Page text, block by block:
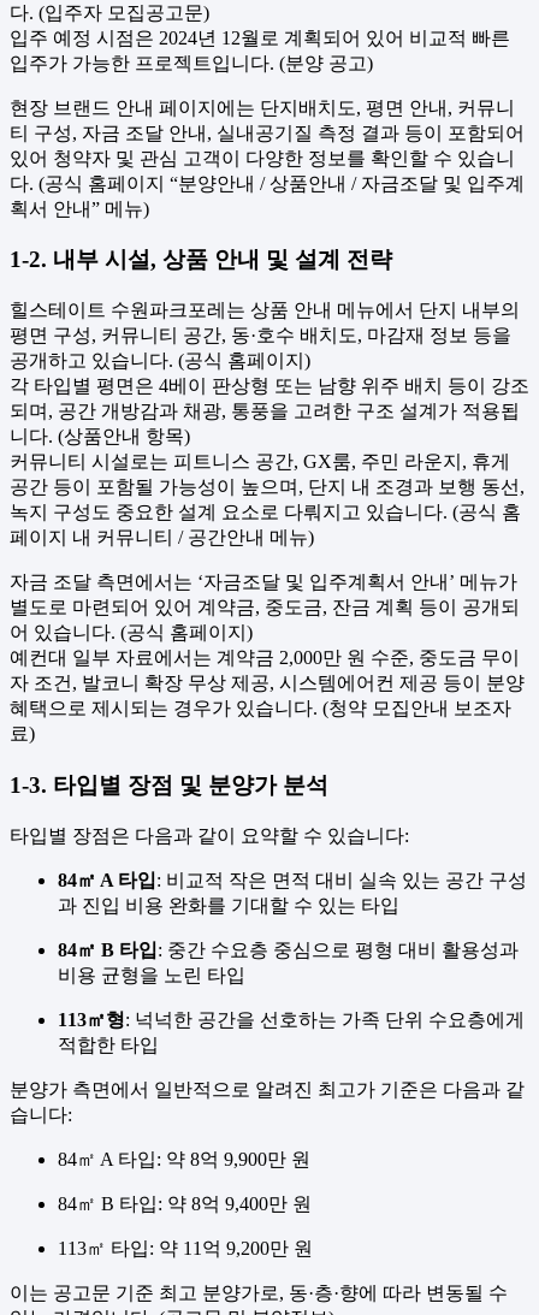
다. (입주자 모집공고문)
입주 예정 시점은 2024년 12월로 계획되어 있어 비교적 빠른
입주가 가능한 프로젝트입니다. (분양 공고)
현장 브랜드 안내 페이지에는 단지배치도, 평면 안내, 커뮤니
티 구성, 자금 조달 안내, 실내공기질 측정 결과 등이 포함되어
있어 청약자 및 관심 고객이 다양한 정보를 확인할 수 있습니
다. (공식 홈페이지 “분양안내 / 상품안내 / 자금조달 및 입주계
획서 안내” 메뉴)
1-2. 내부 시설, 상품 안내 및 설계 전략
힐스테이트 수원파크포레는 상품 안내 메뉴에서 단지 내부의
평면 구성, 커뮤니티 공간, 동·호수 배치도, 마감재 정보 등을
공개하고 있습니다. (공식 홈페이지)
각 타입별 평면은 4베이 판상형 또는 남향 위주 배치 등이 강조
되며, 공간 개방감과 채광, 통풍을 고려한 구조 설계가 적용됩
니다. (상품안내 항목)
커뮤니티 시설로는 피트니스 공간, GX룸, 주민 라운지, 휴게
공간 등이 포함될 가능성이 높으며, 단지 내 조경과 보행 동선,
녹지 구성도 중요한 설계 요소로 다뤄지고 있습니다. (공식 홈
페이지 내 커뮤니티 / 공간안내 메뉴)
자금 조달 측면에서는 ‘자금조달 및 입주계획서 안내’ 메뉴가
별도로 마련되어 있어 계약금, 중도금, 잔금 계획 등이 공개되
어 있습니다. (공식 홈페이지)
예컨대 일부 자료에서는 계약금 2,000만 원 수준, 중도금 무이
자 조건, 발코니 확장 무상 제공, 시스템에어컨 제공 등이 분양
혜택으로 제시되는 경우가 있습니다. (청약 모집안내 보조자
료)
1-3. 타입별 장점 및 분양가 분석
타입별 장점은 다음과 같이 요약할 수 있습니다:
84㎡ A 타입: 비교적 작은 면적 대비 실속 있는 공간 구성
과 진입 비용 완화를 기대할 수 있는 타입
84㎡ B 타입: 중간 수요층 중심으로 평형 대비 활용성과
비용 균형을 노린 타입
113㎡형: 넉넉한 공간을 선호하는 가족 단위 수요층에게
적합한 타입
분양가 측면에서 일반적으로 알려진 최고가 기준은 다음과 같
습니다:
84㎡ A 타입: 약 8억 9,900만 원
84㎡ B 타입: 약 8억 9,400만 원
113㎡ 타입: 약 11억 9,200만 원
이는 공고문 기준 최고 분양가로, 동·층·향에 따라 변동될 수